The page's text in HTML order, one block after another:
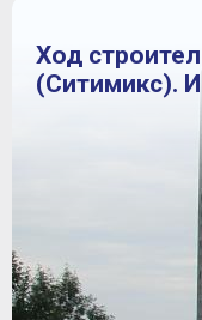
Ход
(Ситимикс).